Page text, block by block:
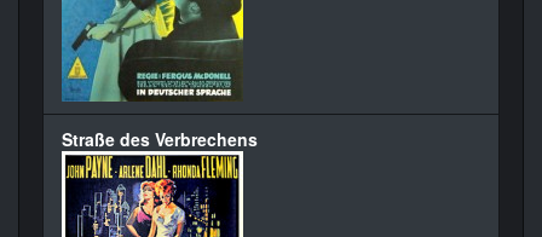
Straße des Verbrechens